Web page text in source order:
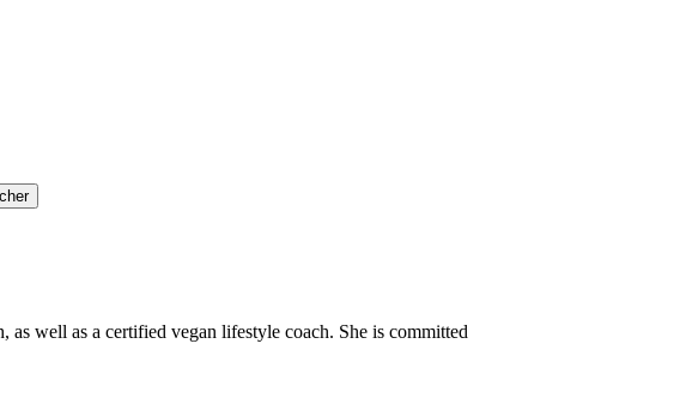
as well as a certified vegan lifestyle coach. She is committed